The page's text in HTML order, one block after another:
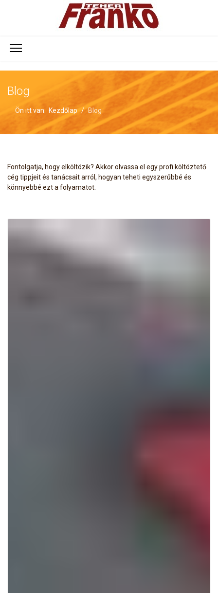
Blog
Ön itt van: Kezdőlap Blog
Fontolgatja, hogy elköltözik? Akkor olvassa el egy profi költöztető
cég tippjeit és tanácsait arról, hogyan teheti egyszerűbbé és
könnyebbé ezt a folyamatot.